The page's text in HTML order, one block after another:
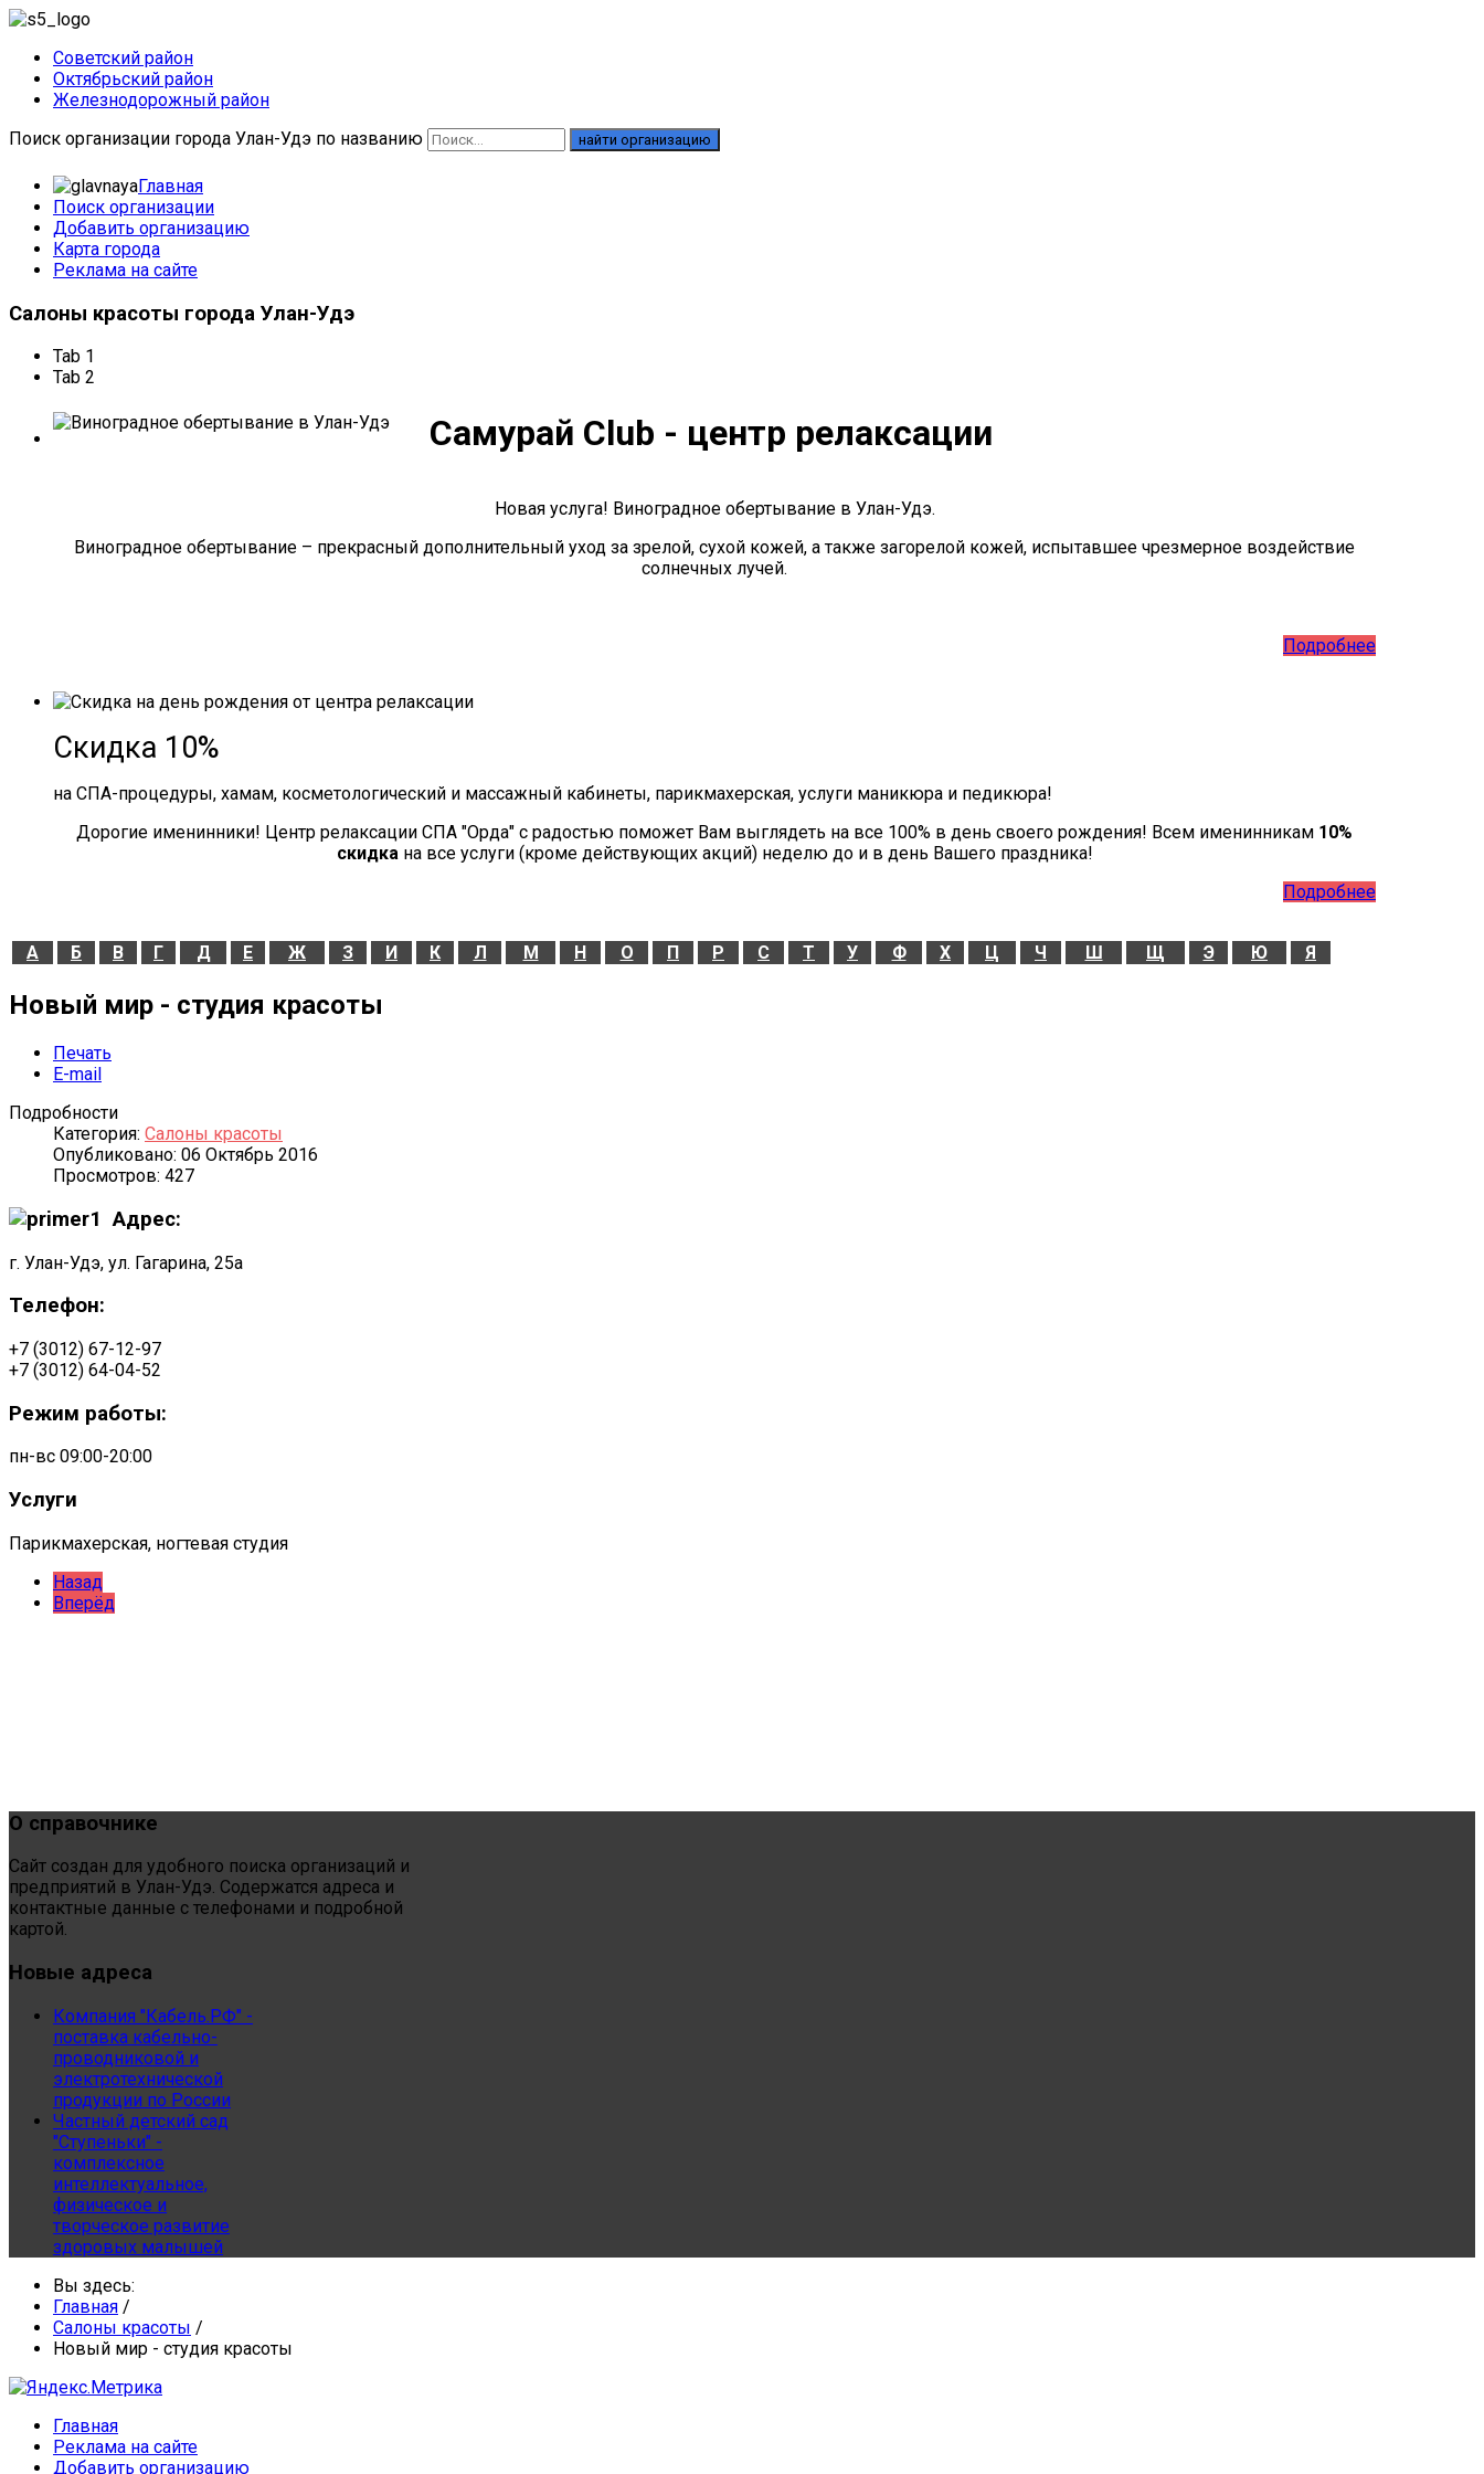
Советский район
Октябрьский район
Железнодорожный район
Поиск организации города Улан-Удэ по названию
найти организацию
Главная
Поиск организации
Добавить организацию
Карта города
Реклама на сайте
Салоны красоты города Улан-Удэ
Tab 1
Tab 2
Самурай Club - центр релаксации
Новая услуга! Виноградное обертывание в Улан-Удэ.
Виноградное обертывание – прекрасный дополнительный уход за зрелой, сухой кожей, а также загорелой кожей, испытавшее чрезмерное воздействие
солнечных лучей.
Подробнее
Скидка 10%
на СПА-процедуры, хамам, косметологический и массажный кабинеты, парикмахерская, услуги маникюра и педикюра!
Дорогие именинники! Центр релаксации СПА "Орда" с радостью поможет Вам выглядеть на все 100% в день своего рождения! Всем именинникам 10%
скидкана все услуги (кроме действующих акций) неделю до и в день Вашего праздника!
Подробнее
А Б В Г Д Е Ж З И К Л М Н О П Р С Т У Ф Х Ц Ч Ш Щ Э Ю Я
Новый мир - студия красоты
Печать
E-mail
Подробности
Категория: Салоны красоты
Опубликовано: 06 Октябрь 2016
Просмотров: 427
Адрес:
г. Улан-Удэ, ул. Гагарина, 25а
Телефон:
+7 (3012) 67-12-97
+7 (3012) 64-04-52
Режим работы:
пн-вс 09:00-20:00
Услуги
Парикмахерская, ногтевая студия
Назад
Вперёд
О справочнике
Сайт создан для удобного поиска организаций и
предприятий в Улан-Удэ. Содержатся адреса и
контактные данные с телефонами и подробной
картой.
Новые адреса
Компания "Кабель.РФ" -
поставка кабельно-
проводниковой и
электротехнической
продукции по России
Частный детский сад
"Ступеньки" -
комплексное
интеллектуальное,
физическое и
творческое развитие
здоровых малышей
Вы здесь:
Главная /
Салоны красоты /
Новый мир - студия красоты
Главная
Реклама на сайте
Добавить организацию